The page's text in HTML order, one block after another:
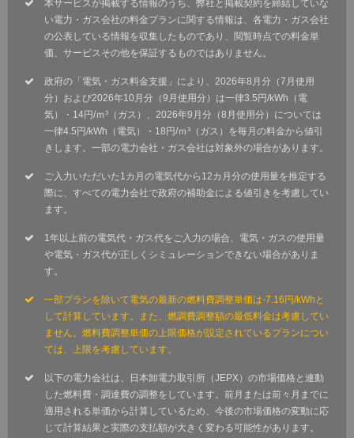
本サービスが掲載する情報のうち、弊社と掲載契約を締結していな
い電力・ガス会社の料金プランに関する情報は、各電力・ガス会社
の公表している情報を収集したものであり、閲覧時点での料金単
価、サービスその他を保証するものではありません。
政府の「電気・ガス料金支援」により、2026年8月分（7月使用
分）および2026年10月分（9月使用分）は一律3.5円/kWh（電
気）・14円/ｍ³（ガス）、2026年9月分（8月使用分）については
一律4.5円/kWh（電気）・18円/ｍ³（ガス）を毎月の料金から値引
きします。一部の電力会社・ガス会社は対象外の場合があります。
ご入力いただいた1カ月の電気代から12カ月分の使用量を推定する
際に、すべての電力会社で政府の補助金による値引きを考慮してい
ます。
1年以上前の電気代・ガス代をご入力の場合、電気・ガスの使用量
や電気・ガス代が正しくシミュレーションできない場合がありま
す。
一部プランを除いて電気の最新の燃料費調整単価は-7.16円/kWhと
して計算しています。また、燃調費調整額の最低料金は考慮してい
ません。燃料費調整単価の上限価格が設定されているプランについ
ては、上限を考慮しています。
以下の電力会社は、日本卸電力取引所（JEPX）の市場価格と連動
した燃料費・調達費の調整をしています。前月または前々月までに
適用される単価から計算しているため、今後の市場価格の変動に応
じて計算結果と実際の支払額が大きく変わる可能性があります。